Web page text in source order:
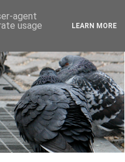
agent
usage
LEARN MORE